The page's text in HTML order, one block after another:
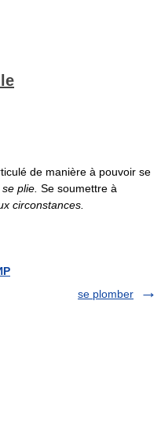
de manière à pouvoir se
plie. Se soumettre à
circonstances.
se plomber